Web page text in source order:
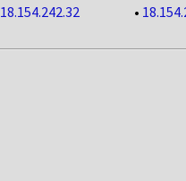
18.154.242.32 •